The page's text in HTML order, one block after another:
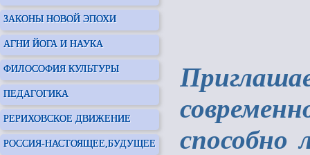
ЗАКОНЫ НОВОЙ ЭПОХИ
АГНИ ЙОГА И НАУКА
ФИЛОСОФИЯ КУЛЬТУРЫ
ПЕДАГОГИКА
РЕРИХОВСКОЕ ДВИЖЕНИЕ
РОССИЯ-НАСТОЯЩЕЕ,БУДУЩЕЕ
способно